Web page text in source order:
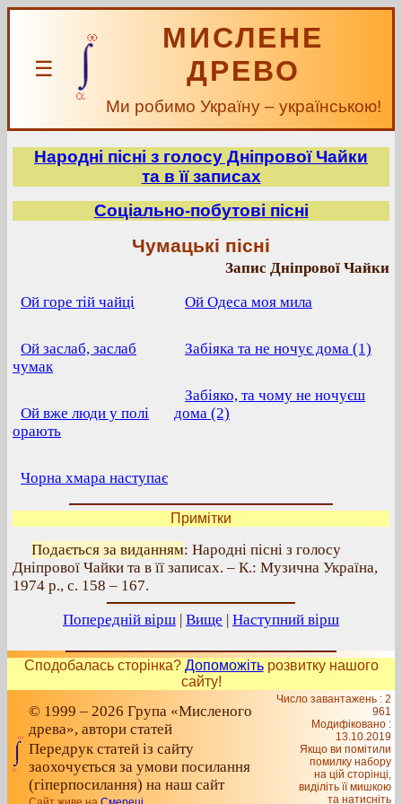
☰
МИСЛЕНЕ
ДРЕВО
Ми робимо Україну – українською!
Народні пісні з голосу Дніпрової Чайки
та в її записах
Соціально-побутові пісні
Чумацькі пісні
Запис Дніпрової Чайки
Ой горе тій чайці
Ой заслаб, заслаб
чумак
Ой вже люди у полі
орають
Чорна хмара наступає
Ой Одеса моя мила
Забіяка та не ночує дома (1)
Забіяко, та чому не ночуєш
дома (2)
Примітки
Подається за виданням: Народні пісні з голосу
Дніпрової Чайки та в її записах. – К.: Музична Україна,
1974 р., с. 158 – 167.
Попередній вірш | Вище | Наступний вірш
Сподобалась сторінка? Допоможітьрозвитку нашого
сайту!
© 1999 – 2026 Група «Мисленого
древа», автори статей
Передрук статей із сайту
заохочується за умови посилання
(гіперпосилання) на наш сайт
Число завантажень : 2
961
Модифіковано :
13.10.2019
Якщо ви помітили
помилку набору
на цiй сторiнцi,
видiлiть її мишкою
та натисніть